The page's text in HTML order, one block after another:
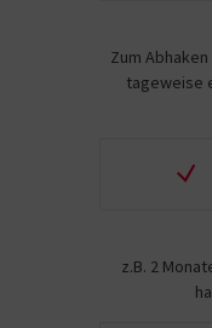
Zum
tageweise
z.B. 2